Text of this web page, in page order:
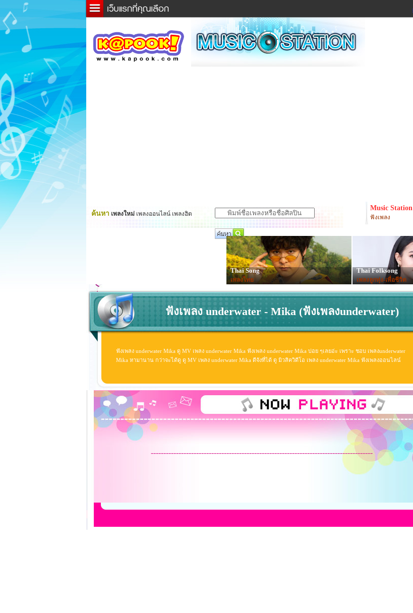
ข่าวด่วน ข่าวสั้น
ละคร
หนังใหม่
หมากรุกไทย
ค้นหา เพลงใหม่ เพลงออนไลน์ เพลงฮิต
Music Station
ฟังเพลง
Thai Song
เพลงไทย
Thai Folksong
เพลงลูกทุ่ง-เพื่อชีวิต
ฟังเพลง underwater - Mika (ฟังเพลงunderwater)
ฟังเพลง underwater Mika ดู MV เพลง underwater Mika ฟังเพลง underwater Mika บ่อย ๆเลยอ่ะ เพราะ ชอบ เพลงunderwater
Mika หามานาน กว่าจะได้ดู ดู MV เพลง underwater Mika ดีจังที่ได้ ดู มิวสิควิดีโอ เพลง underwater Mika ฟังเพลงออนไลน์
----------------------------------------------------------------------------------------